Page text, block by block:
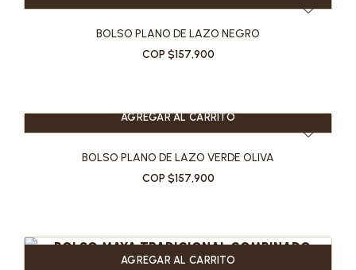
BOLSO PLANO DE LAZO NEGRO
COP $157,900
AGREGAR AL CARRITO
BOLSO PLANO DE LAZO VERDE OLIVA
COP $157,900
AGREGAR AL CARRITO